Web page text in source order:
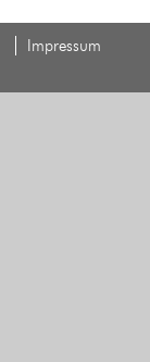
Impressum